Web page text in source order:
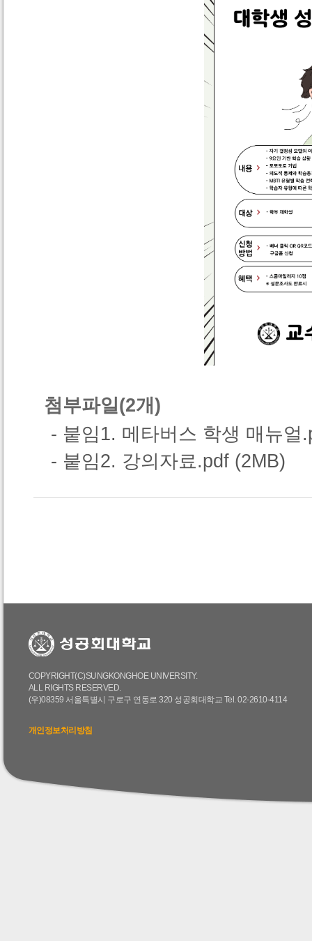
첨부파일(2개)
- 붙임1. 메타버스 학생 매뉴얼
- 붙임2. 강의자료.pdf (2MB)
COPYRIGHT(C)SUNGKONGHOE UNIVERSITY.
ALL RIGHTS RESERVED.
(우)08359 서울특별시 구로구 연동로 320 성공회대학교 Tel. 02-2610-4114
개인정보처리방침